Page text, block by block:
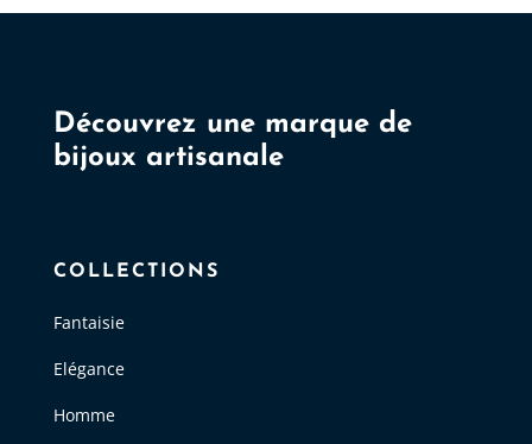
Découvrez une marque de
bijoux artisanale
COLLECTIONS
Fantaisie
Elégance
Homme